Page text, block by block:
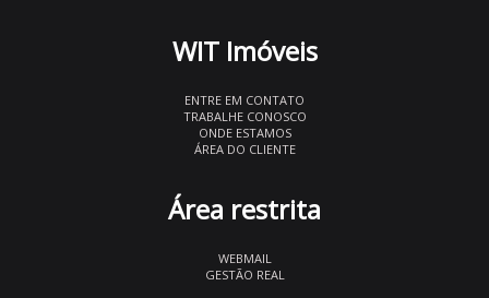
WIT Imóveis
ENTRE EM CONTATO
TRABALHE CONOSCO
ONDE ESTAMOS
ÁREA DO CLIENTE
Área restrita
WEBMAIL
GESTÃO REAL